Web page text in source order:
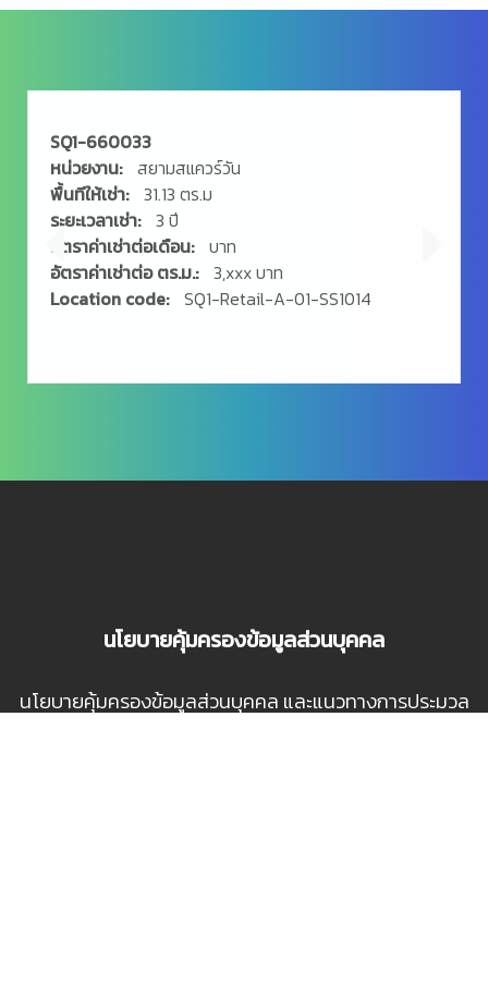
SQ1-660033
หน่วยงาน: สยามสแควร์วัน
พื้นทีให้เช่า: 31.13 ตร.ม
ระยะเวลาเช่า: 3 ปี
อัตราค่าเช่าต่อเดือน: บาท
อัตราค่าเช่าต่อ ตร.ม.: 3,xxx บาท
Location code: SQ1-Retail-A-01-SS1014
นโยบายคุ้มครองข้อมูลส่วนบุคคล
นโยบายคุ้มครองข้อมูลส่วนบุคคล และแนวทางการประมวล